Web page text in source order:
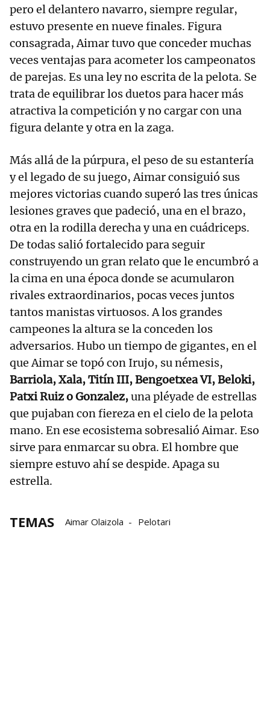
pero el delantero navarro, siempre regular,
estuvo presente en nueve finales. Figura
consagrada, Aimar tuvo que conceder muchas
veces ventajas para acometer los campeonatos
de parejas. Es una ley no escrita de la pelota. Se
trata de equilibrar los duetos para hacer más
atractiva la competición y no cargar con una
figura delante y otra en la zaga.
Más allá de la púrpura, el peso de su estantería
y el legado de su juego, Aimar consiguió sus
mejores victorias cuando superó las tres únicas
lesiones graves que padeció, una en el brazo,
otra en la rodilla derecha y una en cuádriceps.
De todas salió fortalecido para seguir
construyendo un gran relato que le encumbró a
la cima en una época donde se acumularon
rivales extraordinarios, pocas veces juntos
tantos manistas virtuosos. A los grandes
campeones la altura se la conceden los
adversarios. Hubo un tiempo de gigantes, en el
que Aimar se topó con Irujo, su némesis,
Barriola, Xala, Titín III, Bengoetxea VI, Beloki,
Patxi Ruiz o Gonzalez,una pléyade de estrellas
que pujaban con fiereza en el cielo de la pelota
mano. En ese ecosistema sobresalió Aimar. Eso
sirve para enmarcar su obra. El hombre que
siempre estuvo ahí se despide. Apaga su
estrella.
TEMAS Aimar Olaizola Pelotari